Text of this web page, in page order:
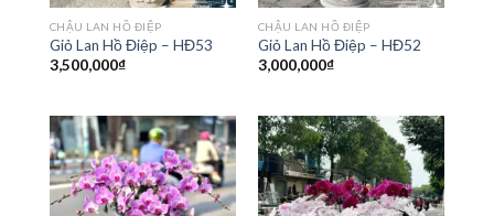
CHẬU LAN HỒ ĐIỆP
Giỏ Lan Hồ Điệp – HĐ53
3,500,000₫
CHẬU LAN HỒ ĐIỆP
Giỏ Lan Hồ Điệp – HĐ52
3,000,000₫